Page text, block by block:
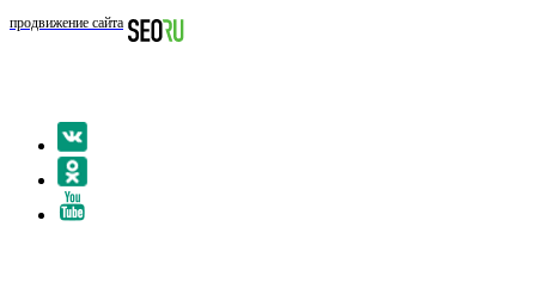
продвижение сайта